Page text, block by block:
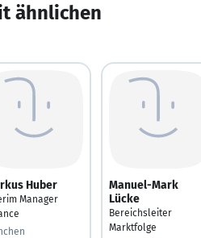
ähnlichen
Huber
Manager
Manuel-Mark
Lücke
Bereichsleiter
Marktfolge